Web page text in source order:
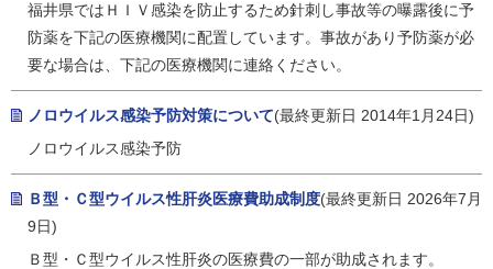
福井県ではＨＩＶ感染を防止するため針刺し事故等の曝露後に予
防薬を下記の医療機関に配置しています。事故があり予防薬が必
要な場合は、下記の医療機関に連絡ください。
ノロウイルス感染予防対策について(最終更新日 2014年1月24日)
ノロウイルス感染予防
Ｂ型・Ｃ型ウイルス性肝炎医療費助成制度(最終更新日 2026年7月
9日)
Ｂ型・Ｃ型ウイルス性肝炎の医療費の一部が助成されます。